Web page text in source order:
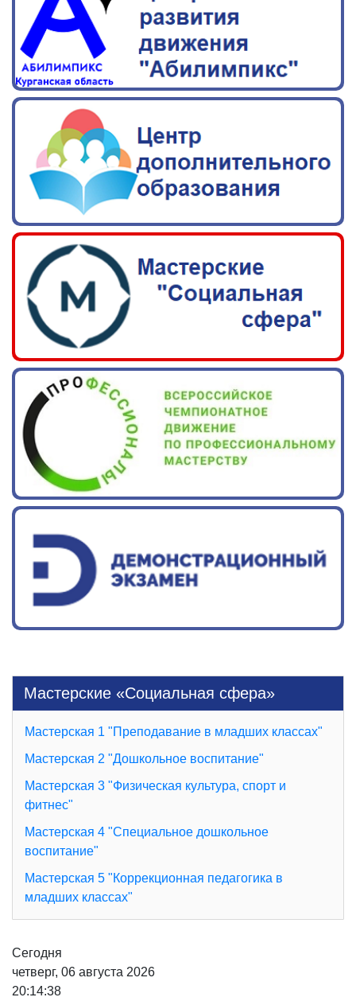
Мастерские «Социальная сфера»
Мастерская 1 "Преподавание в младших классах"
Мастерская 2 "Дошкольное воспитание"
Мастерская 3 "Физическая культура, спорт и
фитнес"
Мастерская 4 "Специальное дошкольное
воспитание"
Мастерская 5 "Коррекционная педагогика в
младших классах"
Сегодня
четверг, 06 августа 2026
20:14:38